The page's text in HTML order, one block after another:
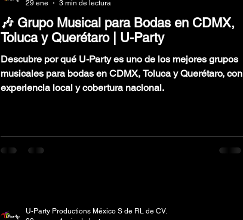
🎶 Grupo Musical para Bodas en CDMX,
Toluca y Querétaro | U-Party
Descubre por qué U-Party es uno de los mejores grupos
musicales para bodas en CDMX, Toluca y Querétaro, con
experiencia local y cobertura nacional.
29 ene
3 min de lectura
U-Party Productions México S de RL de CV.